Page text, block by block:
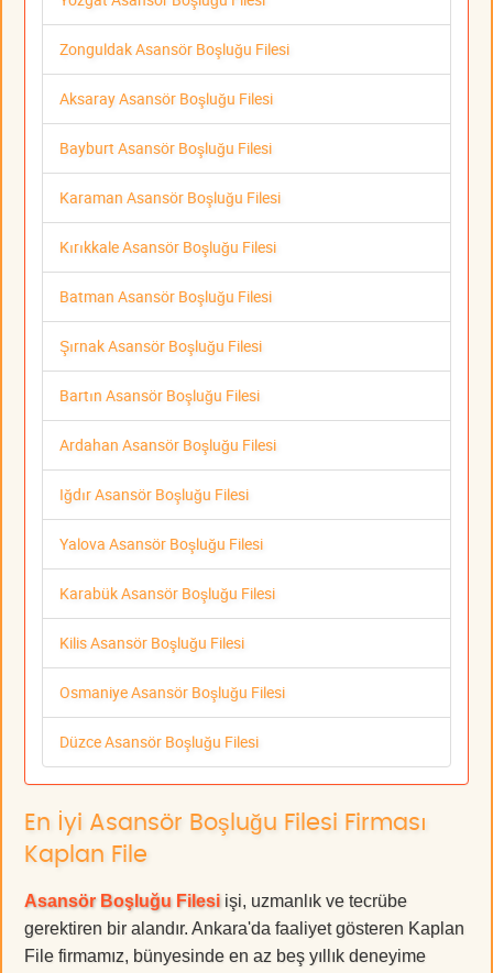
Zonguldak Asansör Boşluğu Filesi
Aksaray Asansör Boşluğu Filesi
Bayburt Asansör Boşluğu Filesi
Karaman Asansör Boşluğu Filesi
Kırıkkale Asansör Boşluğu Filesi
Batman Asansör Boşluğu Filesi
Şırnak Asansör Boşluğu Filesi
Bartın Asansör Boşluğu Filesi
Ardahan Asansör Boşluğu Filesi
Iğdır Asansör Boşluğu Filesi
Yalova Asansör Boşluğu Filesi
Karabük Asansör Boşluğu Filesi
Kilis Asansör Boşluğu Filesi
Osmaniye Asansör Boşluğu Filesi
Düzce Asansör Boşluğu Filesi
En İyi Asansör Boşluğu Filesi Firması
Kaplan File
Asansör Boşluğu Filesi işi, uzmanlık ve tecrübe
gerektiren bir alandır. Ankara'da faaliyet gösteren Kaplan
File firmamız, bünyesinde en az beş yıllık deneyime